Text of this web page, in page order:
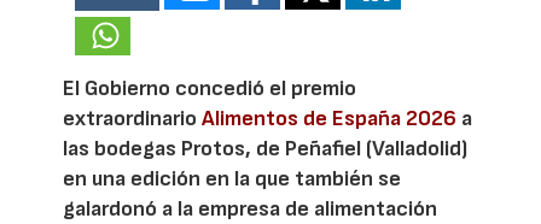
El Gobierno concedió el premio
extraordinarioAlimentos de España 2026 a
las bodegas Protos, de Peñafiel (Valladolid)
en una edición en la que también se
galardonó a la empresa de alimentación